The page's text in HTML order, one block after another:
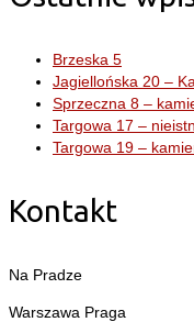
Brzeska 5
Jagiellońska 20 –
Sprzeczna 8 –
Targowa 17 –
Targowa 19 –
Kontakt
Na Pradze
Warszawa Praga